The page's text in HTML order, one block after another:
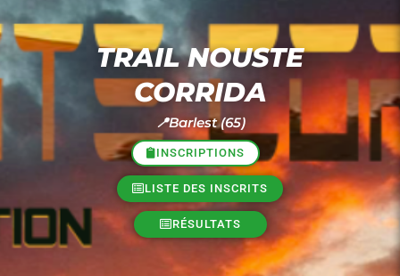
TRAIL NOUSTE
CORRIDA
📍Barlest (65)
INSCRIPTIONS
LISTE DES INSCRITS
RÉSULTATS